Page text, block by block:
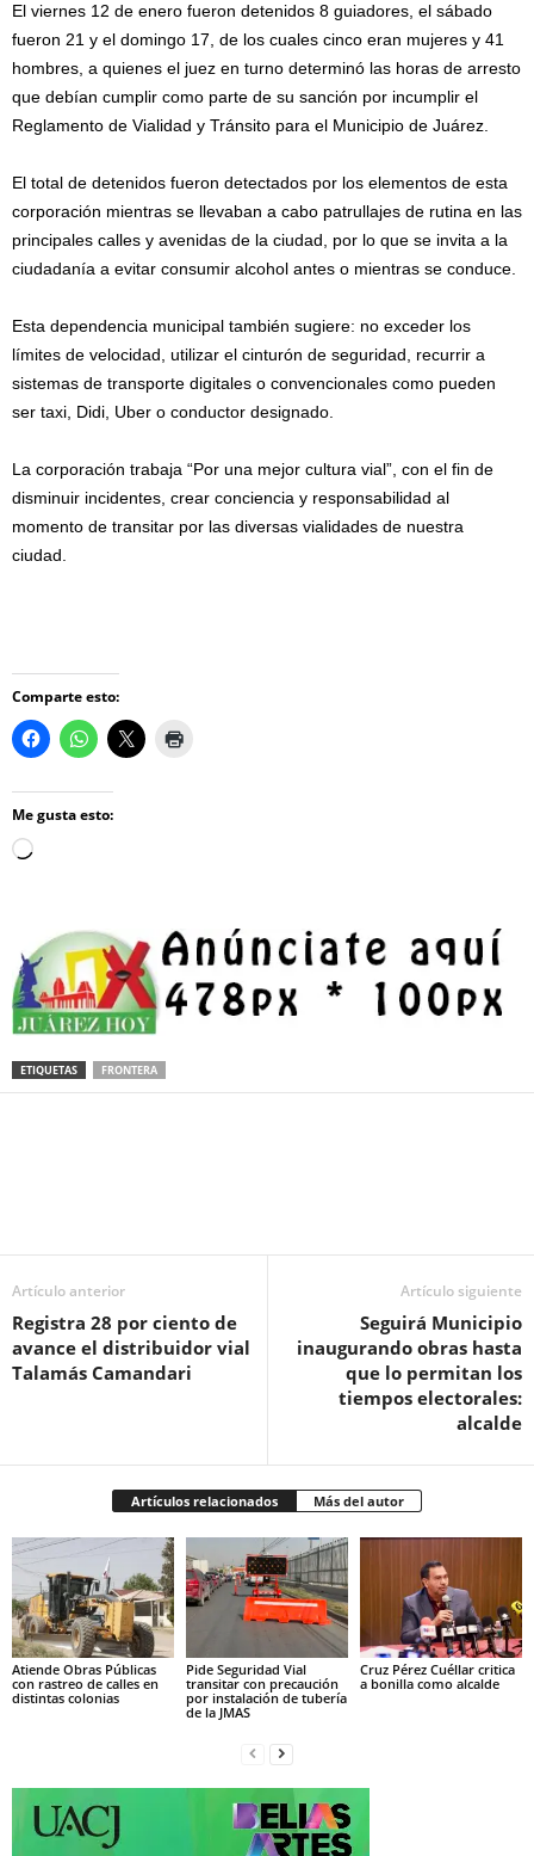
El viernes 12 de enero fueron detenidos 8 guiadores, el sábado
fueron 21 y el domingo 17, de los cuales cinco eran mujeres y 41
hombres, a quienes el juez en turno determinó las horas de arresto
que debían cumplir como parte de su sanción por incumplir el
Reglamento de Vialidad y Tránsito para el Municipio de Juárez.
El total de detenidos fueron detectados por los elementos de esta
corporación mientras se llevaban a cabo patrullajes de rutina en las
principales calles y avenidas de la ciudad, por lo que se invita a la
ciudadanía a evitar consumir alcohol antes o mientras se conduce.
Esta dependencia municipal también sugiere: no exceder los
límites de velocidad, utilizar el cinturón de seguridad, recurrir a
sistemas de transporte digitales o convencionales como pueden
ser taxi, Didi, Uber o conductor designado.
La corporación trabaja “Por una mejor cultura vial”, con el fin de
disminuir incidentes, crear conciencia y responsabilidad al
momento de transitar por las diversas vialidades de nuestra
ciudad.
Comparte esto:
Me gusta esto:
Loading…
ETIQUETAS FRONTERA
Artículo anterior
Registra 28 por ciento de
avance el distribuidor vial
Talamás Camandari
Artículo siguiente
Seguirá Municipio
inaugurando obras hasta
que lo permitan los
tiempos electorales:
alcalde
Artículos relacionados Más del autor
Atiende Obras Públicas
con rastreo de calles en
distintas colonias
Pide Seguridad Vial
transitar con precaución
por instalación de tubería
de la JMAS
Cruz Pérez Cuéllar critica
a bonilla como alcalde